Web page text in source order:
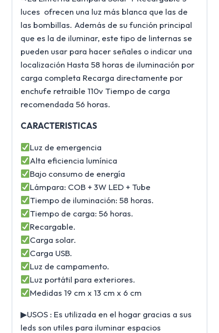
luces ofrecen una luz más blanca que las de
las bombillas. Además de su función principal
que es la de iluminar, este tipo de linternas se
pueden usar para hacer señales o indicar una
localización Hasta 58 horas de iluminación por
carga completa Recarga directamente por
enchufe retraible 110v Tiempo de carga
recomendada 56 horas.
CARACTERISTICAS
Luz de emergencia
Alta eficiencia lumínica
Bajo consumo de energía
Lámpara: COB + 3W LED + Tube
Tiempo de iluminación: 58 horas.
Tiempo de carga: 56 horas.
Recargable.
Carga solar.
Carga USB.
Luz de campamento.
Luz portátil para exteriores.
Medidas 19 cm x 13 cm x 6 cm
▶USOS : Es utilizada en el hogar gracias a sus
leds son utiles para iluminar espacios